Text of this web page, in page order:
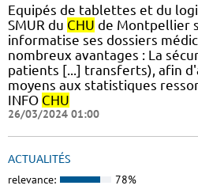
​​Equipés de tablettes et du
SMUR du CHU de Montpellier
informatise ses dossiers
nombreux avantages : ​​La
patients [...] transferts), afin
moyens aux statistiques
INFO CHU
26/03/2024 01:00
ACTUALITÉS
relevance: 78%